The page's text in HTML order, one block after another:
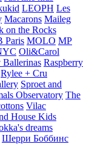
LEOPH Les
Macarons Maileg
on the Rocks
Paris MOLO MP
Oli&Carol
Ballerinas Raspberry
Rylee + Cru
Sproet and
Observatory The
Vilac
House Kids
dreams
Шерри Боббинс